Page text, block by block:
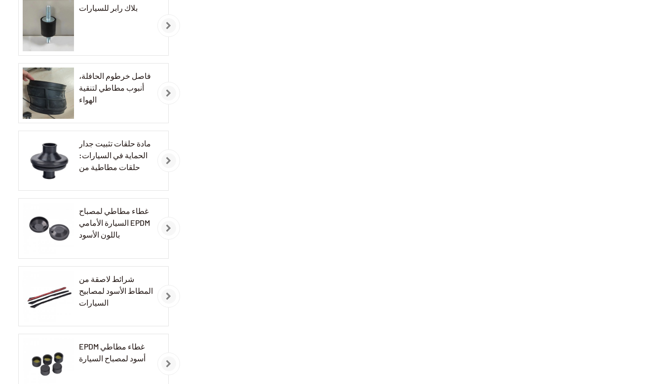
بلاك رابر للسيارات
فاصل خرطوم الحافلة،
أنبوب مطاطي لتنقية
الهواء
مادة حلقات تثبيت جدار
الحماية في السيارات:
حلقات مطاطية من
غطاء مطاطي لمصباح
السيارة الأمامي EPDM
باللون الأسود
شرائط لاصقة من
المطاط الأسود لمصابيح
السيارات
EPDM غطاء مطاطي
أسود لمصباح السيارة